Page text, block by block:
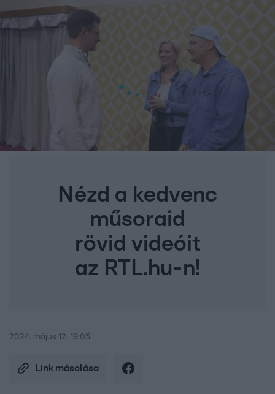
Nézd a kedvenc
műsoraid
rövid videóit
az RTL.hu-n!
2024. május 12. 19:05
Link másolása